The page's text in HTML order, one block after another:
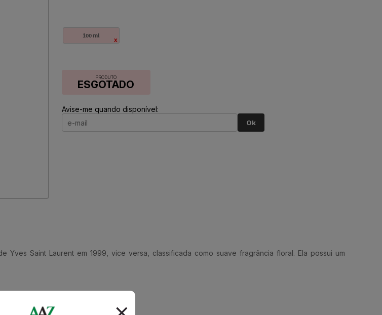
100 ml
PRODUTO
ESGOTADO
Avise-me quando disponível:
Ok
Saint Laurent em 1999, vice versa, classificada como suave fragrância floral. Ela possui um